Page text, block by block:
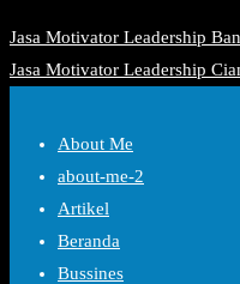
Jasa Motivator Leadership
Jasa Motivator Leadership
About Me
about-me-2
Artikel
Beranda
Bussines